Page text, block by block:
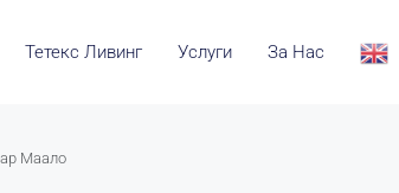
Тетекс Ливинг Услуги За Нас
Маало